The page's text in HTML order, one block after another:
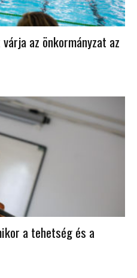
az önkormányzat az
a tehetség és a